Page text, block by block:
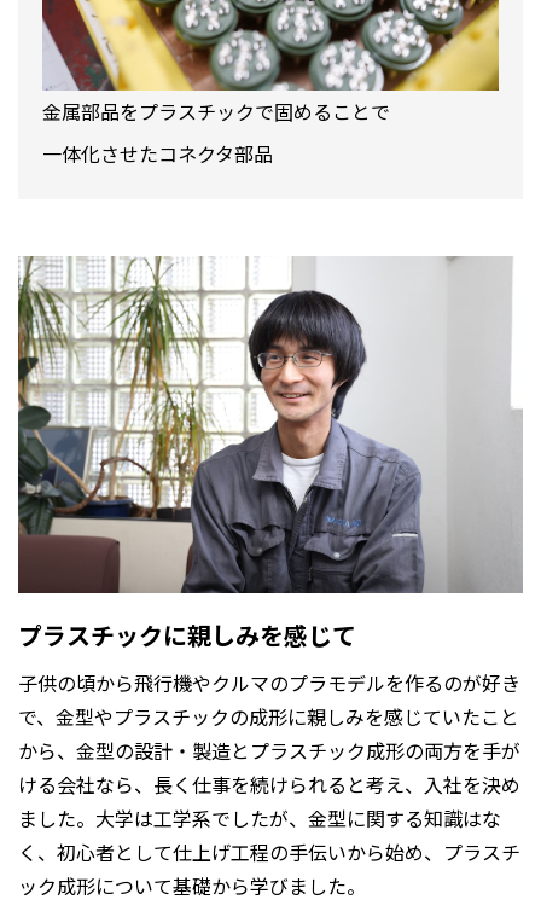
金属部品をプラスチックで固めることで
一体化させたコネクタ部品
プラスチックに親しみを感じて
子供の頃から飛行機やクルマのプラモデルを作るのが好き
で、金型やプラスチックの成形に親しみを感じていたこと
から、金型の設計・製造とプラスチック成形の両方を手が
ける会社なら、長く仕事を続けられると考え、入社を決め
ました。大学は工学系でしたが、金型に関する知識はな
く、初心者として仕上げ工程の手伝いから始め、プラスチ
ック成形について基礎から学びました。